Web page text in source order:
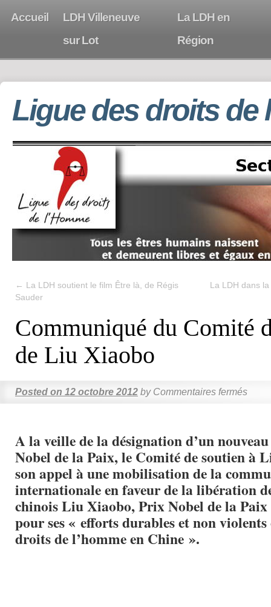
Accueil
LDH Villeneuve
sur Lot
La LDH en
Région
Ligue des droits de
← La LDH soutient le film Être là, de Régis
Sauder
La LDH dans
Communiqué du Comité
de Liu Xiaobo
Posted on 12 octobre 2012 by Commentaires fermés
A la veille de la désignation d’un
Nobel de la Paix, le Comité de soutien à
son appel à une mobilisation de la
internationale en faveur de la libération
chinois Liu Xiaobo, Prix Nobel de la Paix
pour ses « efforts durables et non violents
droits de l’homme en Chine ».